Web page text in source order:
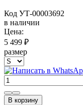
Код УТ-00003692
в наличии
Цена:
5 499 ₽
размер
В корзину